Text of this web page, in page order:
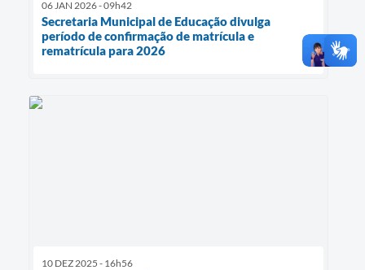
06 JAN 2026 - 09h42
Secretaria Municipal de Educação divulga
período de confirmação de matrícula e
rematrícula para 2026
10 DEZ 2025 - 16h56